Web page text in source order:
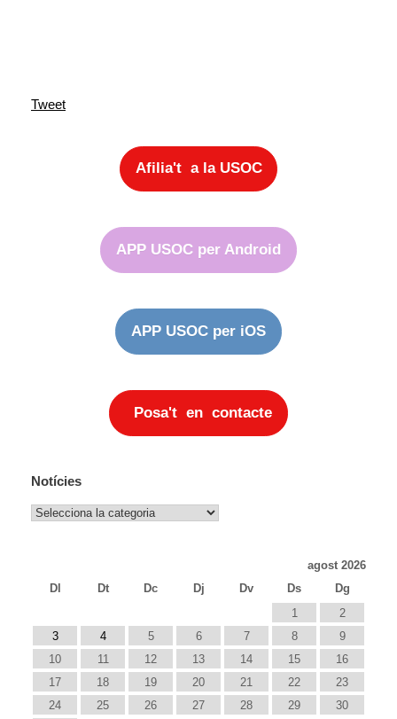
Tweet
Afilia't a la USOC
APP USOC per Android
APP USOC per iOS
Posa't en contacte
Notícies
Notícies
agost 2026
Dl
Dt Dc Dj Dv Ds
Dg
1
2
3
4 5 6 7 8
9
10
11 12 13 14 15
16
17
18 19 20 21 22
23
24
25 26 27 28 29
30